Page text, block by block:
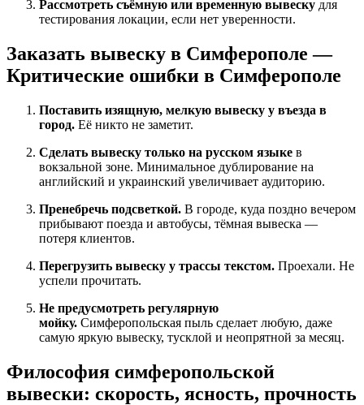
Рассмотреть съёмную или временную вывеску для
тестирования локации, если нет уверенности.
Заказать вывеску в Симферополе —
Критические ошибки в Симферополе
Поставить изящную, мелкую вывеску у въезда в
город. Её никто не заметит.
Сделать вывеску только на русском языке в
вокзальной зоне. Минимальное дублирование на
английский и украинский увеличивает аудиторию.
Пренебречь подсветкой. В городе, куда поздно вечером
прибывают поезда и автобусы, тёмная вывеска —
потеря клиентов.
Перегрузить вывеску у трассы текстом. Проехали. Не
успели прочитать.
Не предусмотреть регулярную
мойку. Симферопольская пыль сделает любую, даже
самую яркую вывеску, тусклой и неопрятной за месяц.
Философия симферопольской
вывески: скорость, ясность, прочность